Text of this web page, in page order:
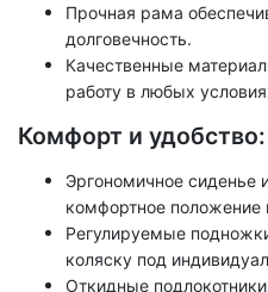
Прочная рама
долговечность.
Качественные
работу в любых
Комфорт и удобство:
Эргономичное сиденье
комфортное положение
Регулируемые
коляску под
Откидные